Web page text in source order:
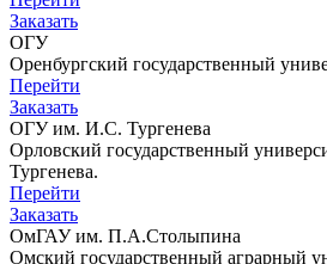
Заказать
ОГУ
Оренбургский государственный
Перейти
Заказать
ОГУ им. И.С. Тургенева
Орловский государственный
Тургенева.
Перейти
Заказать
ОмГАУ им. П.А.Столыпина
Омский государственный аграрный